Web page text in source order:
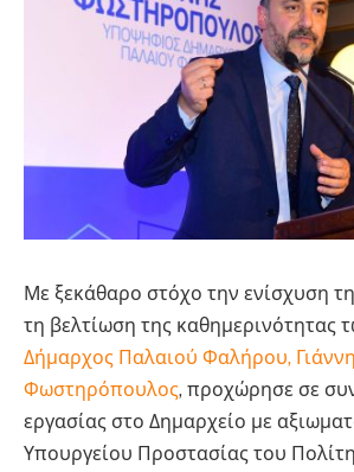
Με ξεκάθαρο στόχο την ενίσχυση
τη βελτίωση της καθημερινότητας
Δήμαρχος Παλαιού Φαλήρου,
Φωστηρόπουλος, προχώρησε σε
εργασίας στο Δημαρχείο με
Υπουργείου Προστασίας του